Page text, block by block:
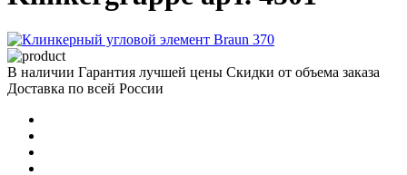
В наличии Гарантия лучшей цены Скидки от объема заказа
Доставка по всей России